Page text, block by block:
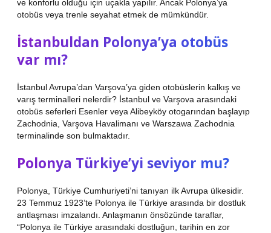
ve konforlu olduğu için uçakla yapılır. Ancak Polonya’ya
otobüs veya trenle seyahat etmek de mümkündür.
İstanbuldan Polonya’ya otobüs
var mı?
İstanbul Avrupa’dan Varşova’ya giden otobüslerin kalkış ve
varış terminalleri nelerdir? İstanbul ve Varşova arasındaki
otobüs seferleri Esenler veya Alibeyköy otogarından başlayıp
Zachodnia, Varşova Havalimanı ve Warszawa Zachodnia
terminalinde son bulmaktadır.
Polonya Türkiye’yi seviyor mu?
Polonya, Türkiye Cumhuriyeti’ni tanıyan ilk Avrupa ülkesidir.
23 Temmuz 1923’te Polonya ile Türkiye arasında bir dostluk
antlaşması imzalandı. Anlaşmanın önsözünde taraflar,
“Polonya ile Türkiye arasındaki dostluğun, tarihin en zor